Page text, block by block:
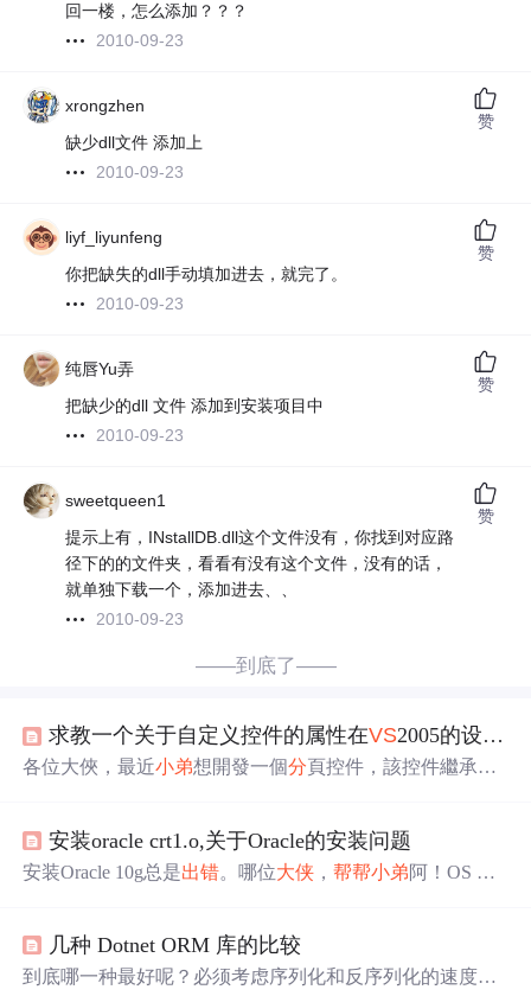
回一楼，怎么添加？？？
2010-09-23
xrongzhen
缺少dll文件 添加上
2010-09-23
赞
liyf_liyunfeng
你把缺失的dll手动填加进去，就完了。
2010-09-23
赞
纯唇Yu弄
把缺少的dll 文件 添加到安装项目中
2010-09-23
赞
sweetqueen1
提示上有，INstallDB.dll这个文件没有，你找到对应路
径下的的文件夹，看看有没有这个文件，没有的话，
就单独下载一个，添加进去、、
2010-09-23
赞
——到底了——
求教一个关于自定义控件的属性在VS2005的设计器中有时候报错的问题
各位大俠，最近小弟想開發一個分頁控件，該控件繼承了
示，它有時候會報錯，即控件顯示不出來，在設計器中顯
示，出現這種情況時，我把VS2005關閉，然後再開起來，
器出錯畫面：類代碼如下（...
安装oracle crt1.o,关于Oracle的安装问题
安装Oracle 10g总是出错。哪位大侠 ，帮帮小弟阿！OS ：
s/bin/ld -o tnslsnr -L/export/home/app/oracle/Ora...
几种 Dotnet ORM 库的比较
到底哪一种最好呢？必须考虑序列化和反序列化的速度要